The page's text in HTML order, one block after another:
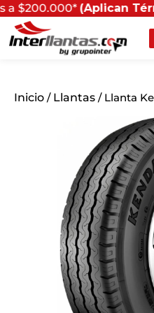
(Aplican Términos
Inicio / Llantas / Llanta